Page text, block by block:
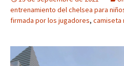
entrenamiento del chelsea para
firmada por los jugadores, camiseta